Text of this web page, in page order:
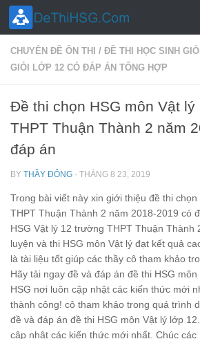
Skip to content
CHUYÊN ĐỀ ÔN THI / ĐỀ THI HỌC SINH GIỎI
GIỎI LỚP 12 CÓ ĐÁP ÁN TỔNG HỢP
Đề thi chọn HSG môn Vật
THPT Thuận Thành 2 năm
đáp án
BY THẦY ĐÔNG · THÁNG 8 23, 2019
Trong bài viết này xin giới thiệu đề thi
THPT Thuận Thành 2 năm 2018-2019 có
HSG Vật lý 12 trường THPT Thuận Thành
luyện và thi HSG môn Vật lý đạt kết quả
là tài liệu tốt giúp các thầy cô tham khảo
Hãy tải ngay đề và đáp án đề thi HSG
HSG nơi luôn cập nhật các kiến thức mới
thành công! cô tham khảo trong quá trình
đề và đáp án đề thi HSG môn Vật lý lớp
cập nhật các kiến thức mới nhất. Chúc các